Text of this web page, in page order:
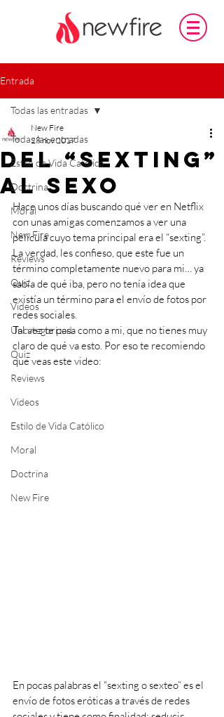
Entrada
Todas las entradas
Estilo de Vida Católico
Doctrina
Moral
New Fire
Reviews
Quiz
Videos
Uncategorized
Quiz
Reviews
Videos
Estilo de Vida Católico
Moral
Doctrina
New Fire
Todas las entradas
Del “sexting”
al sexo
New Fire
28 nov 2017
Hace unos días buscando qué ver en Netflix
con unas amigas comenzamos a ver una
película cuyo tema principal era el “sexting”.
La verdad, les confieso, que este fue un
término completamente nuevo para mi… ya
sabía de qué iba, pero no tenía idea que
existía un término para el envío de fotos por
redes sociales.
Tal vez te pasa como a mi, que no tienes muy
claro de qué va esto. Por eso te recomiendo
que veas este video:
En pocas palabras el “sexting o sexteo” es el
envío de fotos eróticas a través de redes